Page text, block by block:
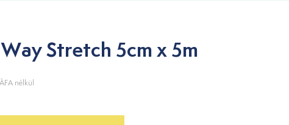
Stretch 5cm x 5m
ÁFA nélkül